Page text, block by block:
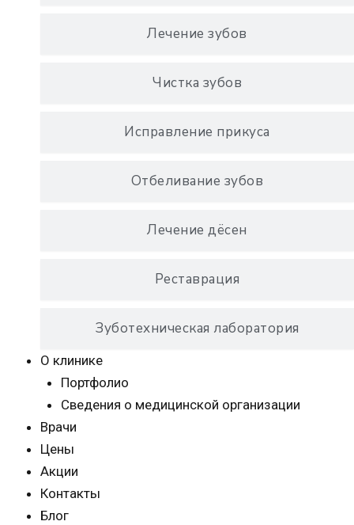
Лечение зубов
Чистка зубов
Исправление прикуса
Отбеливание зубов
Лечение дёсен
Реставрация
Зуботехническая лаборатория
О клинике
Портфолио
Сведения о медицинской организации
Врачи
Цены
Акции
Контакты
Блог